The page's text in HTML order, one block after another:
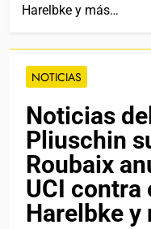
Harelbke y más…
NOTICIAS
Noticias
Pliuschin
Roubaix
UCI contra
Harelbke y